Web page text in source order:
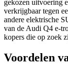
gekozen uitvoering
verkrijgbaar tegen
andere elektrische
van de Audi Q4 e-
kopers die op zoek
Voordelen